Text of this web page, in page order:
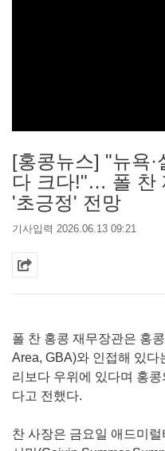
[홍콩뉴스] "뉴욕
다 크다!"… 폴 찬
'초긍정' 전망
기사입력 2026.06.13 09:21
폴 찬 홍콩 재무장관은 홍
Area, GBA)와 인접해 있다
리보다 우위에 있다며 홍
다고 전했다.
찬 사장은 금요일 애드미